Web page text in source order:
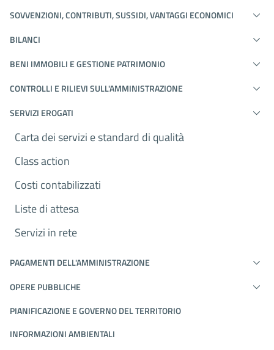
SOVVENZIONI, CONTRIBUTI, SUSSIDI, VANTAGGI ECONOMICI
BILANCI
BENI IMMOBILI E GESTIONE PATRIMONIO
CONTROLLI E RILIEVI SULL'AMMINISTRAZIONE
SERVIZI EROGATI
Carta dei servizi e standard di qualità
Class action
Costi contabilizzati
Liste di attesa
Servizi in rete
PAGAMENTI DELL'AMMINISTRAZIONE
OPERE PUBBLICHE
PIANIFICAZIONE E GOVERNO DEL TERRITORIO
INFORMAZIONI AMBIENTALI